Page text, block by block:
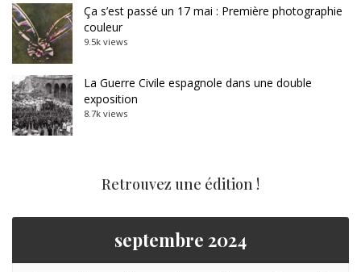
Ça s’est passé un 17 mai : Première photographie
couleur
9.5k views
La Guerre Civile espagnole dans une double
exposition
8.7k views
Retrouvez une édition !
septembre 2024